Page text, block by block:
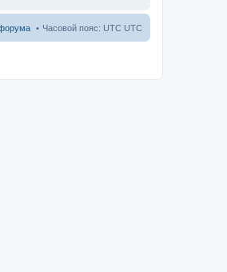
Часовой пояс: UTC UTC